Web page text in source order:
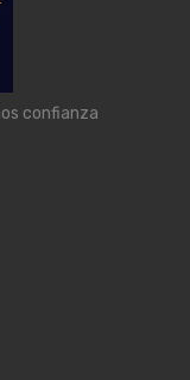
confianza